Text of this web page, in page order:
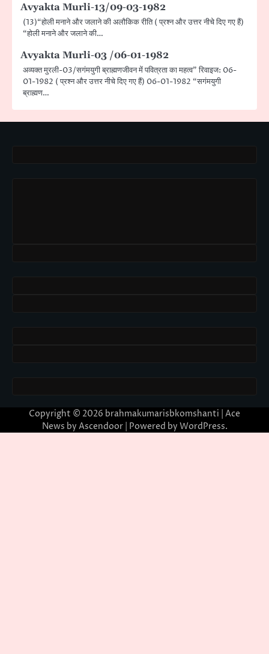
Avyakta Murli-13/09-03-1982
(13)“होली मनाने और जलाने की अलौकिक रीति ( प्रश्न और उत्तर नीचे दिए गए हैं)
“होली मनाने और जलाने की…
Avyakta Murli-03 /06-01-1982
अव्यक्त मुरली-03/सगंमयुगी ब्राह्मणजीवन में पवित्रता का महत्व” रिवाइज: 06-
01-1982 ( प्रश्न और उत्तर नीचे दिए गए हैं) 06-01-1982 “सगंमयुगी
ब्राह्मण…
Copyright © 2026 brahmakumarisbkomshanti | Ace
News by Ascendoor| Powered by WordPress.